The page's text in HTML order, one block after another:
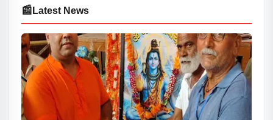
📰 Latest News